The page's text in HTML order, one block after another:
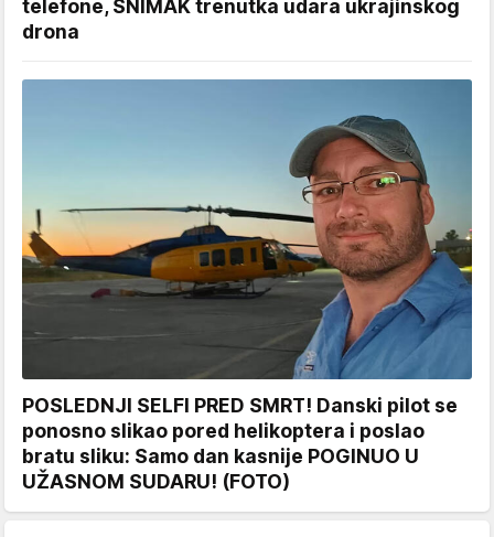
telefone, SNIMAK trenutka udara ukrajinskog
drona
POSLEDNJI SELFI PRED SMRT! Danski pilot se
ponosno slikao pored helikoptera i poslao
bratu sliku: Samo dan kasnije POGINUO U
UŽASNOM SUDARU! (FOTO)